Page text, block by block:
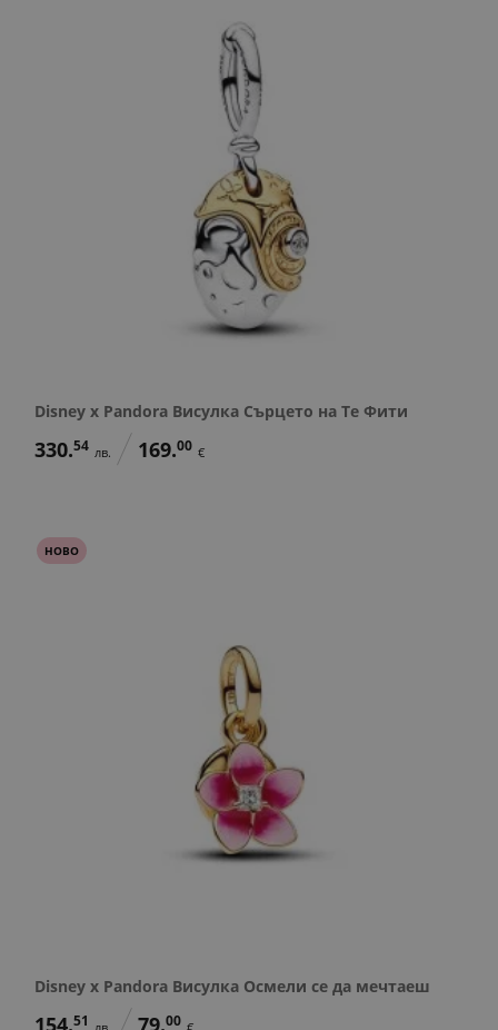
Disney x Pandora Висулка Сърцето на Те Фити
330.54 лв. 169.00 €
НОВО
Disney x Pandora Висулка Осмели се да мечтаеш
154.51 79.00